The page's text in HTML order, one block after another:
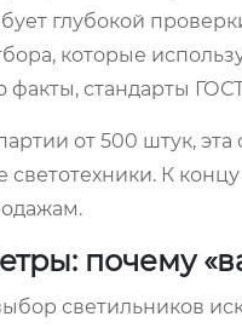
глубокой
которые
факты, стандарты
от 500 штук,
К
почему
светильников